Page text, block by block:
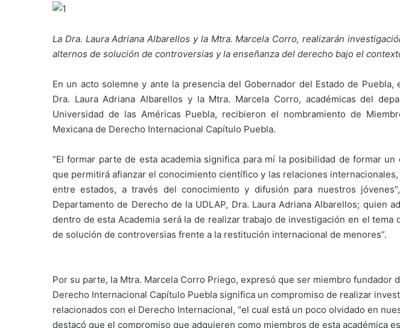
La Dra. Laura Adriana Albarellos y la Mtra. Marcela Corro, realizarán
alternos de solución de controversias y la enseñanza del derecho bajo el
En un acto solemne y ante la presencia del Gobernador del Estado de Puebla,
Dra. Laura Adriana Albarellos y la Mtra. Marcela Corro, académicas del
Universidad de las Américas Puebla, recibieron el nombramiento de
Mexicana de Derecho Internacional Capítulo Puebla.
“El formar parte de esta academia significa para mí la posibilidad de formar un
que permitirá afianzar el conocimiento científico y las relaciones
entre estados, a través del conocimiento y difusión para nuestros
Departamento de Derecho de la UDLAP, Dra. Laura Adriana Albarellos; quien
dentro de esta Academia será la de realizar trabajo de investigación en el tema
de solución de controversias frente a la restitución internacional de menores”.
Por su parte, la Mtra. Marcela Corro Priego, expresó que ser miembro fundador
Derecho Internacional Capítulo Puebla significa un compromiso de realizar
relacionados con el Derecho Internacional, “el cual está un poco olvidado en
destacó que el compromiso que adquieren como miembros de esta académica